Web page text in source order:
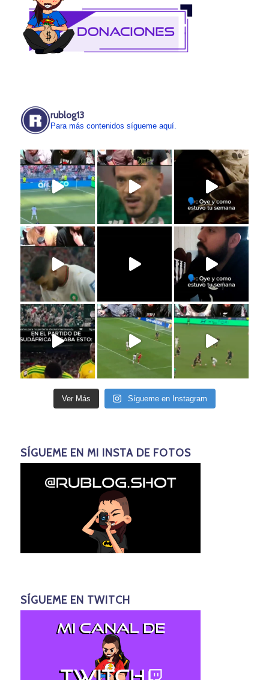
rublog13
Para más contenidos sígueme aquí.
Ver Más Sígueme en Instagram
SÍGUEME EN MI INSTA DE FOTOS
SÍGUEME EN TWITCH